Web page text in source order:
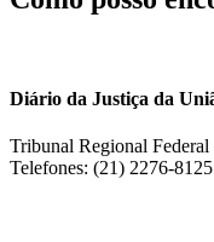
Diário da Justiça da
Tribunal Regional
Telefones: (21) 2276-